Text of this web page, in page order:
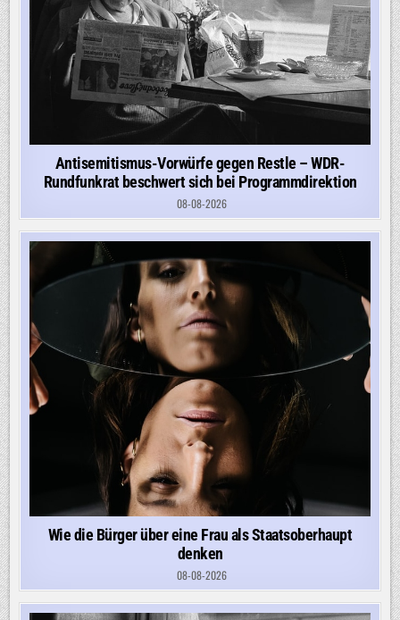
Antisemitismus-Vorwürfe gegen Restle – WDR-
Rundfunkrat beschwert sich bei Programmdirektion
08-08-2026
Wie die Bürger über eine Frau als Staatsoberhaupt
denken
08-08-2026